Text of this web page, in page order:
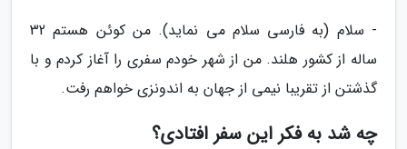
- سلام (به فارسی سلام می نماید). من کوئن هستم 32
ساله از کشور هلند. من از شهر خودم سفری را آغاز کردم و با
گذشتن از تقریبا نیمی از جهان به اندونزی خواهم رفت.
چه شد به فکر این سفر افتادی؟